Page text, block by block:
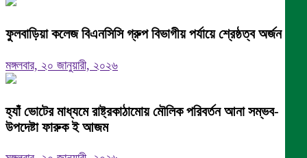
ফুলবাড়িয়া কলেজ বিএনসিসি গ্রুপ বিভাগীয় পর্যায়ে শ্রেষ্ঠত্ব অর্জন।
মঙ্গলবার, ২০ জানুয়ারী, ২০২৬
হ্যাঁ ভোটের মাধ্যমে রাষ্ট্রকাঠামোয় মৌলিক পরিবর্তন আনা সম্ভব-
উপদেষ্টা ফারুক ই আজম